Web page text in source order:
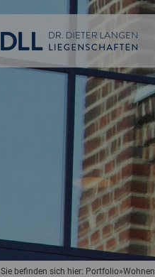
Sie befinden sich hier: Portfolio»Wohnen